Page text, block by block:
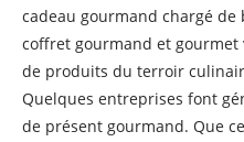
cadeau gourmand chargé de
coffret gourmand et gourmet
de produits du terroir
Quelques entreprises font
de présent gourmand. Que